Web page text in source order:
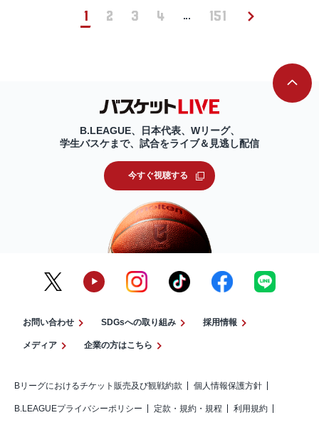
1 2 3 4 … 151
B.LEAGUE、日本代表、Wリーグ、
学生バスケまで、試合をライブ＆見逃し配信
今すぐ視聴する
お問い合わせ SDGsへの取り組み 採用情報
メディア 企業の方はこちら
Bリーグにおけるチケット販売及び観戦約款 個人情報保護方針
B.LEAGUEプライバシーポリシー 定款・規約・規程 利用規約